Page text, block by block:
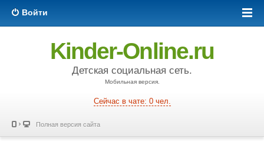
Войти
Kinder-Online.ru
Детская социальная сеть.
Мобильная версия.
Сейчас в чате: 0 чел.
Полная версия сайта